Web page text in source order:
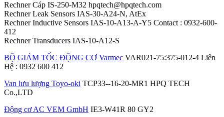
Rechner Cáp IS-250-M32 hpqtech@hpqtech.com
Rechner Leak Sensors IAS-30-A24-N, AtEx
Rechner Inductive Sensors IAS-10-A13-A-Y5 Contact : 0932-600-
412
Rechner Transducers IAS-10-A12-S
BỘ GIẢM TỐC ĐỘNG CƠ Varmec VAR021-75:375-012-4 Liên
Hệ : 0932 600 412
Van lưu lượng Toyo-oki TCP33--16-20-MR1 HPQ TECH
Co.,LTD
Động cơ AC VEM GmbH IE3-W41R 80 GY2